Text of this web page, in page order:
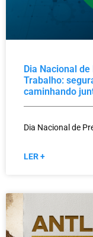
Dia Nacional
Trabalho:
caminhando
Dia Nacional de
LER +